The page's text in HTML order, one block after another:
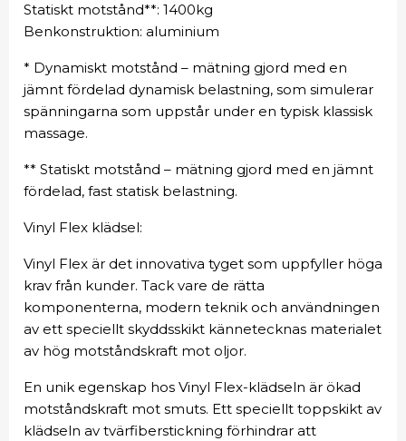
Statiskt motstånd**: 1400kg
Benkonstruktion: aluminium
* Dynamiskt motstånd – mätning gjord med en
jämnt fördelad dynamisk belastning, som simulerar
spänningarna som uppstår under en typisk klassisk
massage.
** Statiskt motstånd – mätning gjord med en jämnt
fördelad, fast statisk belastning.
Vinyl Flex klädsel:
Vinyl Flex är det innovativa tyget som uppfyller höga
krav från kunder. Tack vare de rätta
komponenterna, modern teknik och användningen
av ett speciellt skyddsskikt kännetecknas materialet
av hög motståndskraft mot oljor.
En unik egenskap hos Vinyl Flex-klädseln är ökad
motståndskraft mot smuts. Ett speciellt toppskikt av
klädseln av tvärfiberstickning förhindrar att